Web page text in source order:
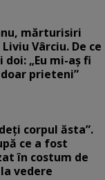
mărturisiri
Vârciu. De ce
„Eu mi-aș fi
prieteni”
corpul ăsta”.
ce a fost
în costum de
vedere